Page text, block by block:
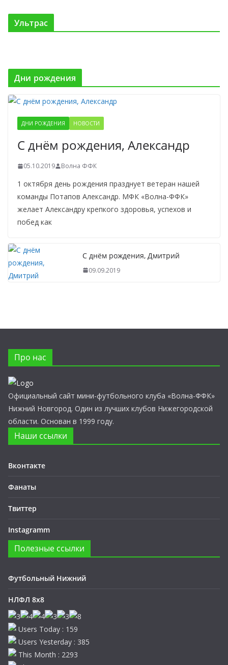
Ультрас
Дни рождения
ДНИ РОЖДЕНИЯ НОВОСТИ
С днём рождения, Александр
05.10.2019 Волна ФФК
1 октября день рождения празднует ветеран нашей
команды Потапов Александр. МФК «Волна-ФФК»
желает Александру крепкого здоровья, успехов и
побед как
С днём рождения, Дмитрий
09.09.2019
Про нас
Официальный сайт мини-футбольного клуба «Волна-ФФК»
Нижний Новгород. Один из лучших клубов Нижегородской
области. Основан в 1999 году.
Наши ссылки
Вконтакте
Фанаты
Твиттер
Instagramm
Полезные ссылки
Футбольный Нижний
НЛФЛ 8х8
Users Today : 159
Users Yesterday : 385
This Month : 2293